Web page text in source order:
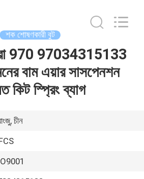
শক শোষণকারী বুট
970 97034315133
বাম এয়ার সাসপেনশন
কিট স্প্রিং ব্যাগ
চীন